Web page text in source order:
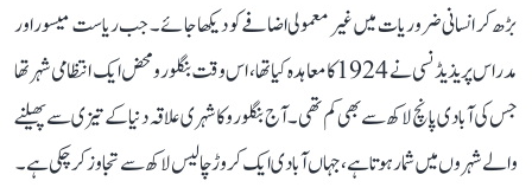
بڑھ کر انسانی ضروریات میں غیر معمولی اضافے کو دیکھا جائے۔ جب ریاست میسور اور
مدراس پریذیڈنسی نے 1924 کا معاہدہ کیا تھا، اس وقت بنگلورو محض ایک انتظامی شہر تھا
جس کی آبادی پانچ لاکھ سے بھی کم تھی۔ آج بنگلورو کا شہری علاقہ دنیا کے تیزی سے پھیلنے
والے شہروں میں شمار ہوتا ہے، جہاں آبادی ایک کروڑ چالیس لاکھ سے تجاوز کر چکی ہے۔